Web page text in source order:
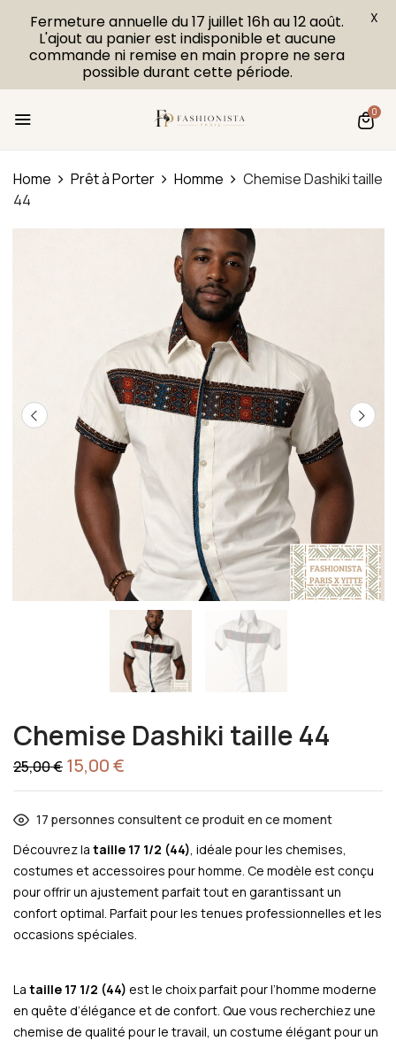
0
Home Prêt à Porter Homme
Chemise Dashiki taille
44
Chemise Dashiki taille 44
25,00€ 15,00€
17 personnes consultent ce produit en ce moment
Découvrez la taille 17 1/2 (44) , idéale pour les chemises,
costumes et accessoires pour homme. Ce modèle est conçu
pour offrir un ajustement parfait tout en garantissant un
confort optimal. Parfait pour les tenues professionnelles et les
occasions spéciales.
La taille 17 1/2 (44) est le choix parfait pour l’homme moderne
en quête d’élégance et de confort. Que vous recherchiez une
chemise de qualité pour le travail, un costume élégant pour un
Fermeture annuelle du 17 juillet 16h au 12 août.
L'ajout au panier est indisponible et aucune
commande ni remise en main propre ne sera
possible durant cette période.
X